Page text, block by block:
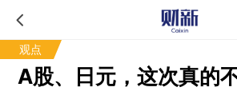
观点
A股、日元，这次真的